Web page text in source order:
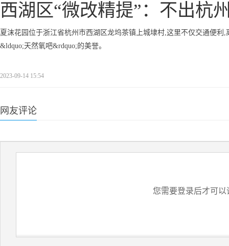
西湖区“微改精提”：不出杭
夏沫花园位于浙江省杭州市西湖区龙坞茶镇上城埭村,这里不仅交通便
&ldquo;天然氧吧&rdquo;的美誉。
2023-09-14 15:54
网友评论
您需要登录后才可以